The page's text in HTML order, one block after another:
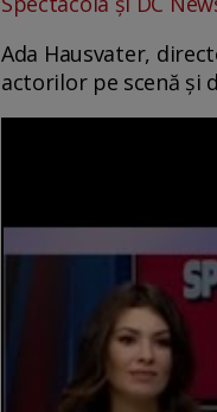
Ada Hausvater,
actorilor pe scenă și